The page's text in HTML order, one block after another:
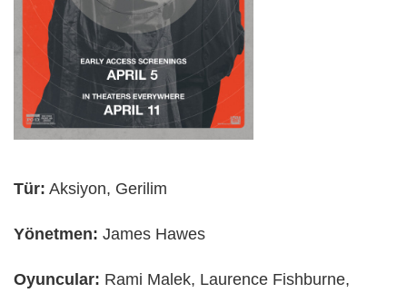
Tür: Aksiyon, Gerilim
Yönetmen: James Hawes
Oyuncular: Rami Malek, Laurence Fishburne,